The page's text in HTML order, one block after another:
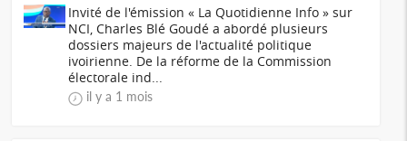
Invité de l'émission « La Quotidienne Info » sur
NCI, Charles Blé Goudé a abordé plusieurs
dossiers majeurs de l'actualité politique
ivoirienne. De la réforme de la Commission
électorale ind...
il y a 1 mois